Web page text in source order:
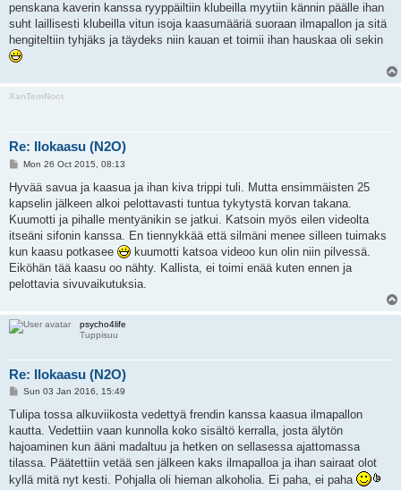
penskana kaverin kanssa ryyppäiltiin klubeilla myytiin kännin päälle ihan
suht laillisesti klubeilla vitun isoja kaasumääriä suoraan ilmapallon ja sitä
hengiteltiin tyhjäks ja täydeks niin kauan et toimii ihan hauskaa oli sekin
XanTemNoct
Re: Ilokaasu (N2O)
P
s
t
Mon 26 Oct 2015, 08:13
Hyvää savua ja kaasua ja ihan kiva trippi tuli. Mutta ensimmäisten 25
kapselin jälkeen alkoi pelottavasti tuntua tykytystä korvan takana.
Kuumotti ja pihalle mentyänikin se jatkui. Katsoin myös eilen videolta
itseäni sifonin kanssa. En tiennykkää että silmäni menee silleen tuimaks
kun kaasu potkasee
kuumotti katsoa videoo kun olin niin pilvessä.
Eiköhän tää kaasu oo nähty. Kallista, ei toimi enää kuten ennen ja
pelottavia sivuvaikutuksia.
psycho4life
Tuppisuu
Re: Ilokaasu (N2O)
P
s
Sun 03 Jan 2016, 15:49
Tulipa tossa alkuviikosta vedettyä frendin kanssa kaasua ilmapallon
kautta. Vedettiin vaan kunnolla koko sisältö kerralla, josta älytön
hajoaminen kun ääni madaltuu ja hetken on sellasessa ajattomassa
tilassa. Päätettiin vetää sen jälkeen kaks ilmapalloa ja ihan sairaat olot
kyllä mitä nyt kesti. Pohjalla oli hieman alkoholia. Ei paha, ei paha